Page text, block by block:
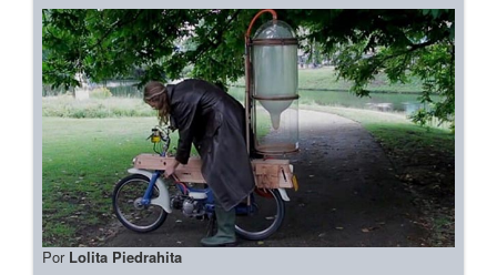
Por Lolita Piedrahita